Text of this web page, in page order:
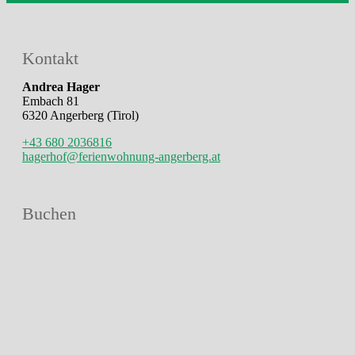
Kontakt
Andrea Hager
Embach 81
6320 Angerberg (Tirol)
+43 680 2036816
hagerhof@ferienwohnung-angerberg.at
Buchen